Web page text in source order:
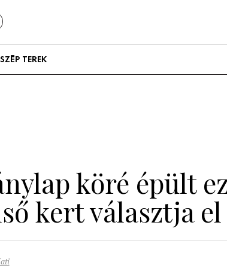
SZÉP TEREK
köré épült
kert választja